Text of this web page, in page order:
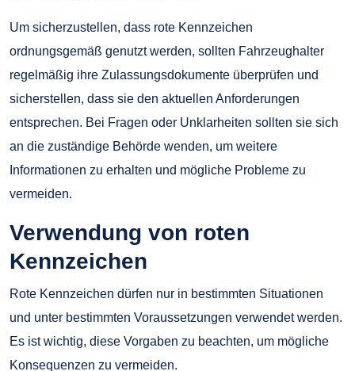
Um sicherzustellen, dass rote Kennzeichen
ordnungsgemäß genutzt werden, sollten Fahrzeughalter
regelmäßig ihre Zulassungsdokumente überprüfen und
sicherstellen, dass sie den aktuellen Anforderungen
entsprechen. Bei Fragen oder Unklarheiten sollten sie sich
an die zuständige Behörde wenden, um weitere
Informationen zu erhalten und mögliche Probleme zu
vermeiden.
Verwendung von roten
Kennzeichen
Rote Kennzeichen dürfen nur in bestimmten Situationen
und unter bestimmten Voraussetzungen verwendet werden.
Es ist wichtig, diese Vorgaben zu beachten, um mögliche
Konsequenzen zu vermeiden.